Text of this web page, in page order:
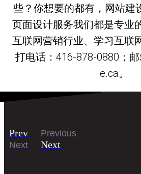
些？你想要的都有，网站建
页面设计服务我们都是专业
互联网营销行业、学习互联
打电话：416-878-0880；
e.ca。
Prev
Previous
Next
Next